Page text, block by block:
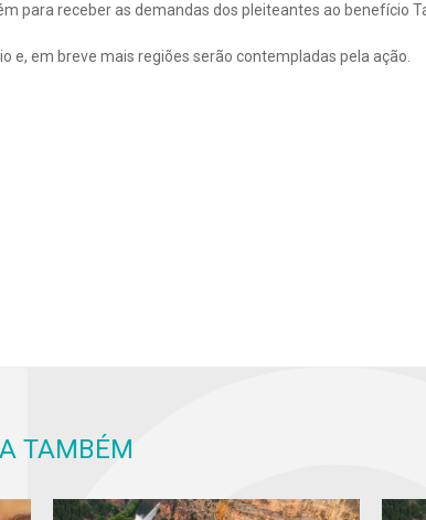
para receber as demandas dos pleiteantes ao benefício
em breve mais regiões serão contempladas pela ação.
TAMBÉM